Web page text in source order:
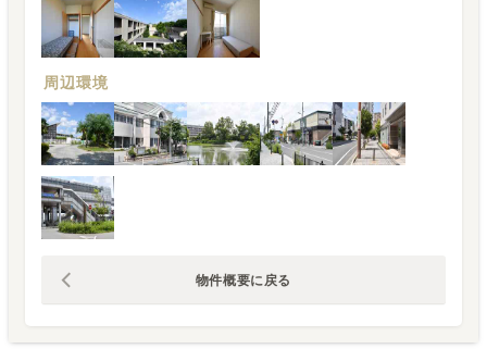
周辺環境
物件概要に戻る